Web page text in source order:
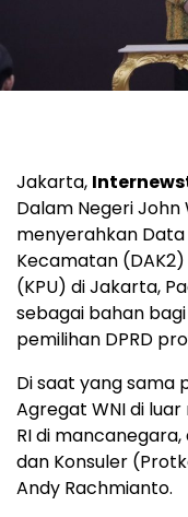
Jakarta,
Dalam Negeri
menyerahkan
Kecamatan
(KPU) di Jakarta,
sebagai bahan
pemilihan DPRD
Di saat yang sama
Agregat WNI di
RI di
dan Konsuler
Andy Rachmianto.